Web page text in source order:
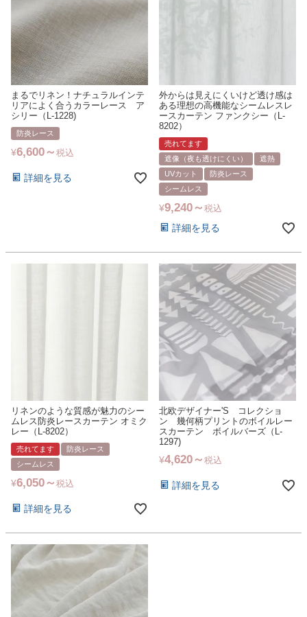
まるでリネン！ナチュラルインテ
リアによく合うカラーレース ア
シリー（L-1228)
防炎レース
¥6,600 税込
詳細を見る
外からは見えにくいけど透け感は
ある理想の高機能なシームレスレ
ースカーテン ファンクシー（L-
8202）
売れてます
遮像（夜も透けにくい）
遮熱
UVカット
防炎レース
シームレス
¥9,240 税込
詳細を見る
リネンのような質感が魅力のシー
ムレス防炎レースカーテン オミク
レー（L-8202）
売れてます
防炎レース
シームレス
¥6,050 税込
詳細を見る
北欧デザイナー'S コレクショ
ン 幾何柄プリントのボイルレー
スカーテン ボイルバーズ（L-
1297)
¥4,620 税込
詳細を見る